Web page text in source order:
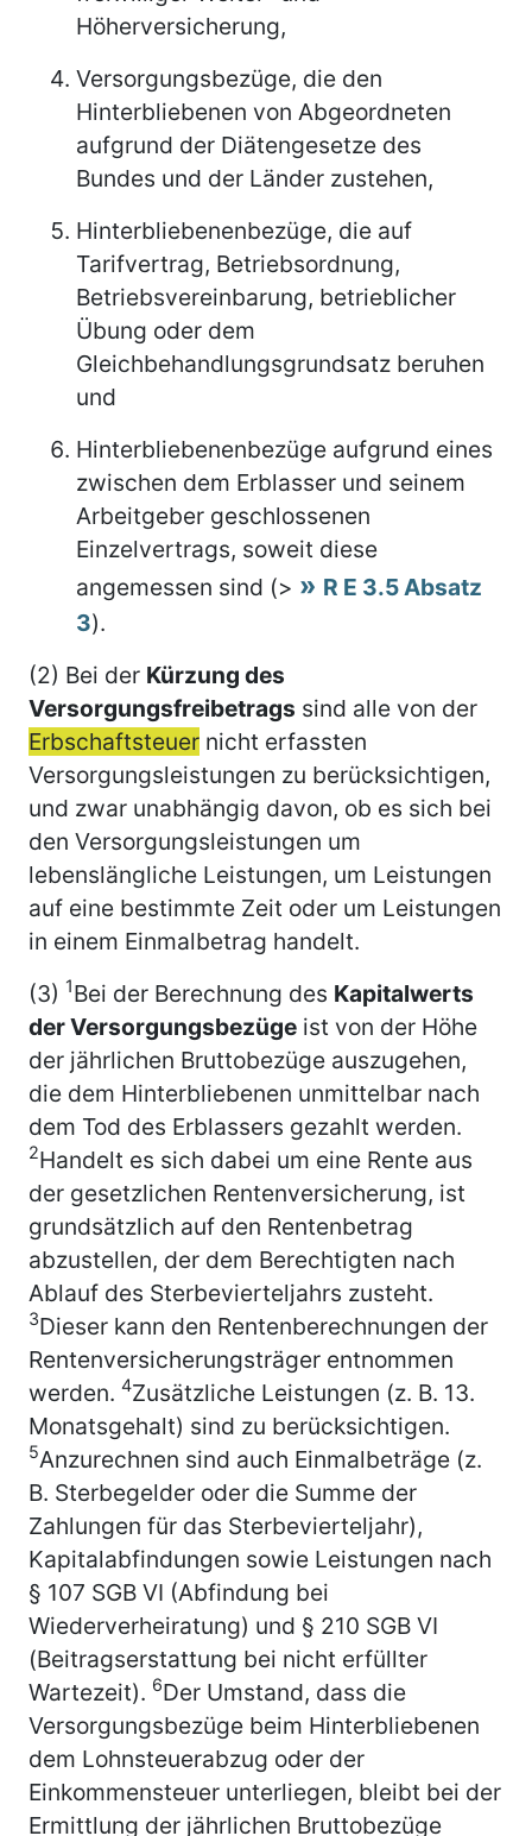
Höherversicherung,
Versorgungsbezüge, die den
Hinterbliebenen von Abgeordneten
aufgrund der Diätengesetze des
Bundes und der Länder zustehen,
Hinterbliebenenbezüge, die auf
Tarifvertrag, Betriebsordnung,
Betriebsvereinbarung, betrieblicher
Übung oder dem
Gleichbehandlungsgrundsatz beruhen
und
Hinterbliebenenbezüge aufgrund eines
zwischen dem Erblasser und seinem
Arbeitgeber geschlossenen
Einzelvertrags, soweit diese
angemessen sind (>
R E 3.5 Absatz
3).
(2) Bei der Kürzung des
Versorgungsfreibetrags sind alle von der
Erbschaftsteuer nicht erfassten
Versorgungsleistungen zu berücksichtigen,
und zwar unabhängig davon, ob es sich bei
den Versorgungsleistungen um
lebenslängliche Leistungen, um Leistungen
auf eine bestimmte Zeit oder um Leistungen
in einem Einmalbetrag handelt.
(3) 1Bei der Berechnung des Kapitalwerts
der Versorgungsbezüge ist von der Höhe
der jährlichen Bruttobezüge auszugehen,
die dem Hinterbliebenen unmittelbar nach
dem Tod des Erblassers gezahlt werden.
2Handelt es sich dabei um eine Rente aus
der gesetzlichen Rentenversicherung, ist
grundsätzlich auf den Rentenbetrag
abzustellen, der dem Berechtigten nach
Ablauf des Sterbevierteljahrs zusteht.
3Dieser kann den Rentenberechnungen der
Rentenversicherungsträger entnommen
werden. 4Zusätzliche Leistungen (z. B. 13.
Monatsgehalt) sind zu berücksichtigen.
5Anzurechnen sind auch Einmalbeträge (z.
B. Sterbegelder oder die Summe der
Zahlungen für das Sterbevierteljahr),
Kapitalabfindungen sowie Leistungen nach
§ 107 SGB VI (Abfindung bei
Wiederverheiratung) und § 210 SGB VI
(Beitragserstattung bei nicht erfüllter
Wartezeit). 6Der Umstand, dass die
Versorgungsbezüge beim Hinterbliebenen
dem Lohnsteuerabzug oder der
Einkommensteuer unterliegen, bleibt bei der
Ermittlung der jährlichen Bruttobezüge